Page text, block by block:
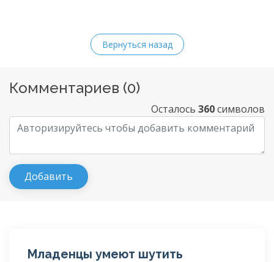
Вернуться назад
Комментариев (0)
Осталось 360символов
Младенцы умеют шутить